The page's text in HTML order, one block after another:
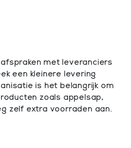
met leveranciers
een kleinere levering
is het belangrijk om
zoals appelsap,
zelf extra voorraden aan.